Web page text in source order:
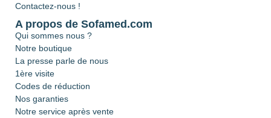
Contactez-nous !
A propos de Sofamed.com
Qui sommes nous ?
Notre boutique
La presse parle de nous
1ère visite
Codes de réduction
Nos garanties
Notre service après vente